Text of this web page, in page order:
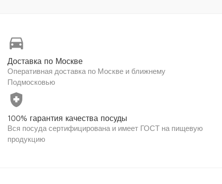
directions_car
Доставка по Москве
Оперативная доставка по Москве и ближнему
Подмосковью
health_and_safety
100% гарантия качества посуды
Вся посуда сертифицирована и имеет ГОСТ на пищевую
продукцию